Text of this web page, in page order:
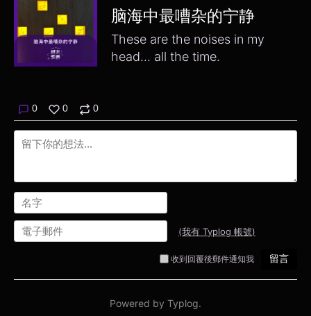
脑海中最嘈杂的宁静
These are the noises in my
head... all the time.